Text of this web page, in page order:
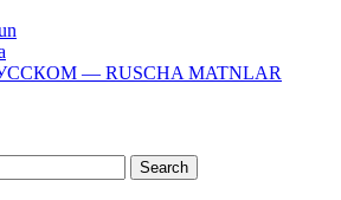
— RUSCHA MATNLAR